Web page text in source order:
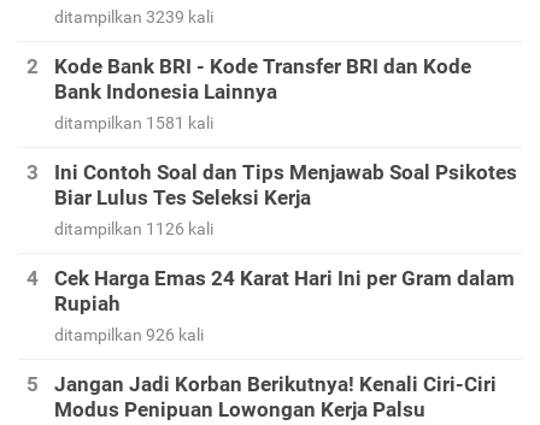
ditampilkan 3239 kali
Kode Bank BRI - Kode Transfer BRI dan Kode
Bank Indonesia Lainnya
ditampilkan 1581 kali
Ini Contoh Soal dan Tips Menjawab Soal Psikotes
Biar Lulus Tes Seleksi Kerja
ditampilkan 1126 kali
Cek Harga Emas 24 Karat Hari Ini per Gram dalam
Rupiah
ditampilkan 926 kali
Jangan Jadi Korban Berikutnya! Kenali Ciri-Ciri
Modus Penipuan Lowongan Kerja Palsu